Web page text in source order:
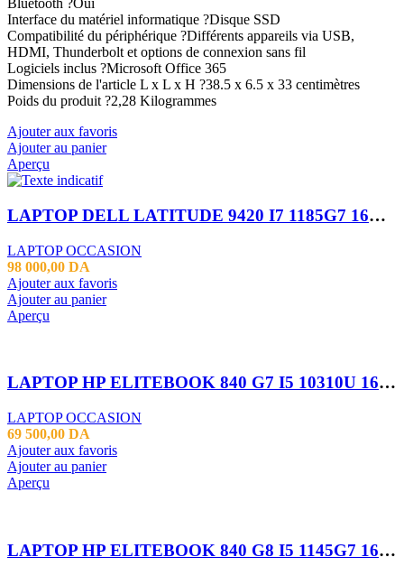
Bluetooth ?Oui
Interface du matériel informatique ?Disque SSD
Compatibilité du périphérique ?Différents appareils via USB,
HDMI, Thunderbolt et options de connexion sans fil
Logiciels inclus ?Microsoft Office 365
Dimensions de l'article L x L x H ?38.5 x 6.5 x 33 centimètres
Poids du produit ?2,28 Kilogrammes
Ajouter aux favoris
Ajouter au panier
Aperçu
LAPTOP DELL LATITUDE 9420 I7 1185G7 16GB 512SSD 14″
LAPTOP OCCASION
98 000,00 DA
Ajouter aux favoris
Ajouter au panier
Aperçu
LAPTOP HP ELITEBOOK 840 G7 I5 10310U 16GB 256SSD 14″FHD TACTILE
LAPTOP OCCASION
69 500,00 DA
Ajouter aux favoris
Ajouter au panier
Aperçu
LAPTOP HP ELITEBOOK 840 G8 I5 1145G7 16GB 256 SSD 14 FHD